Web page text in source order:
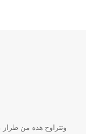
وتتراوح هذه من طراز